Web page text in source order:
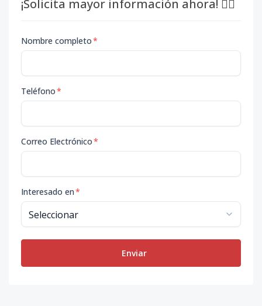
¡Solicita mayor información ahora! 👇🏽
Nombre completo*
Teléfono*
Correo Electrónico*
Interesado en*
Enviar